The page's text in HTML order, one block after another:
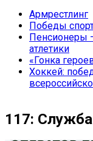
Армрестлинг
Победы
Пенсионеры
атлетики
«Гонка
Хоккей:
117: